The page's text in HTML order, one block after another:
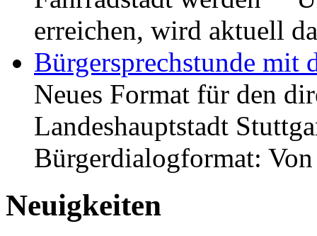
erreichen, wird aktuell
Bürgersprechstunde mit
Neues Format für den
Landeshauptstadt
Bürgerdialogformat:
Neuigkeiten